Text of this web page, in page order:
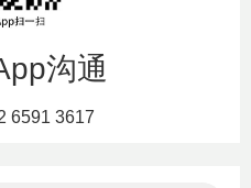
沟通
6591 3617